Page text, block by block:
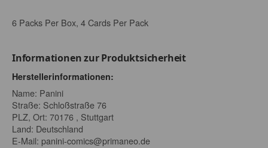
6 Packs Per Box, 4 Cards Per Pack
Informationen zur Produktsicherheit
Herstellerinformationen:
Name: Panini
Straße: Schloßstraße 76
PLZ, Ort: 70176 , Stuttgart
Land: Deutschland
E-Mail: panini-comics@primaneo.de